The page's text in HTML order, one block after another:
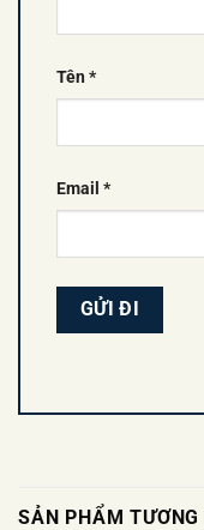
Tên*
Email *
SẢN PHẨM